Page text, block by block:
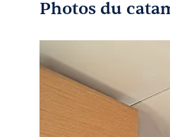
Photos du